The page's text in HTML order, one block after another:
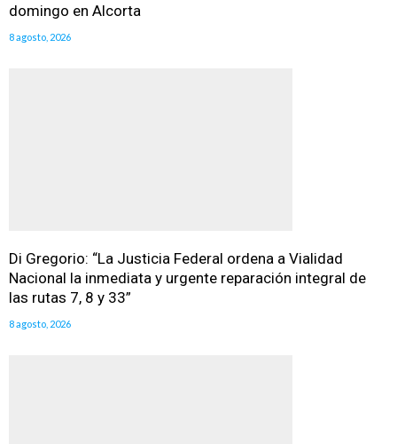
domingo en Alcorta
8 agosto, 2026
Di Gregorio: “La Justicia Federal ordena a Vialidad
Nacional la inmediata y urgente reparación integral de
las rutas 7, 8 y 33”
8 agosto, 2026